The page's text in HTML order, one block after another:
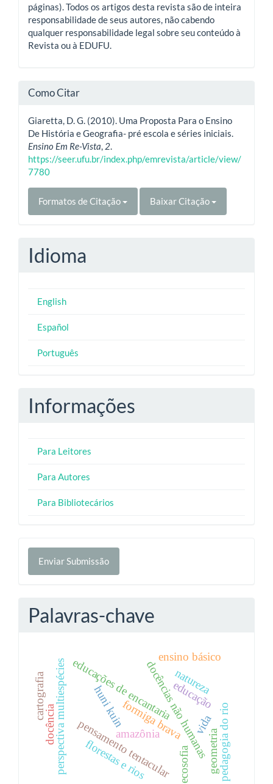
páginas). Todos os artigos desta revista são de inteira
responsabilidade de seus autores, não cabendo
qualquer responsabilidade legal sobre seu conteúdo à
Revista ou à EDUFU.
Como Citar
Giaretta, D. G. (2010). Uma Proposta Para o Ensino
De História e Geografia- pré escola e séries iniciais.
Ensino Em Re-Vista, 2.
https://seer.ufu.br/index.php/emrevista/article/view/
7780
Formatos de Citação Baixar Citação
Idioma
English
Español
Português
Informações
Para Leitores
Para Autores
Para Bibliotecários
Enviar
Submissão
Enviar Submissão
Palavras-chave
formiga brava
amazônia
educações de encantariadocências não humanas
educação
perspectiva multiespéciespensamento tentacular
docência vida pedagogia do rio
ecosofia
cartografia huni kuin
natureza
ensino básico
florestas e rios geometria